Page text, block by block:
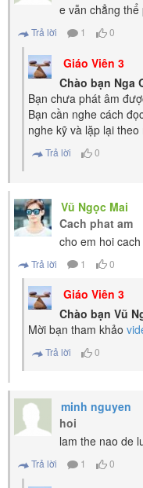
e vẫn chẳng
Trả lời 1 0
Giáo Viên 3
Chào bạn Nga
Bạn chưa phát âm
Bạn cần nghe cách
nghe kỹ và lặp lại theo
Trả lời 0
Vũ Ngọc Mai
Cach phat am
cho em hoi
Trả lời 1 0
Giáo Viên 3
Chào bạn Vũ
Mời bạn tham khảo
Trả lời 0
minh nguyen
hoi
lam the nao de
Trả lời 1 0